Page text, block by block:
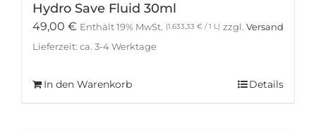
Hydro Save Fluid 30ml
49,00 € Enthält 19% MwSt. (1.633,33 € / 1 L) zzgl. Versand
Lieferzeit: ca. 3-4 Werktage
In den Warenkorb Details